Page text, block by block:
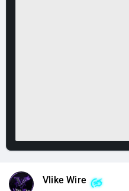
Vlike Wire